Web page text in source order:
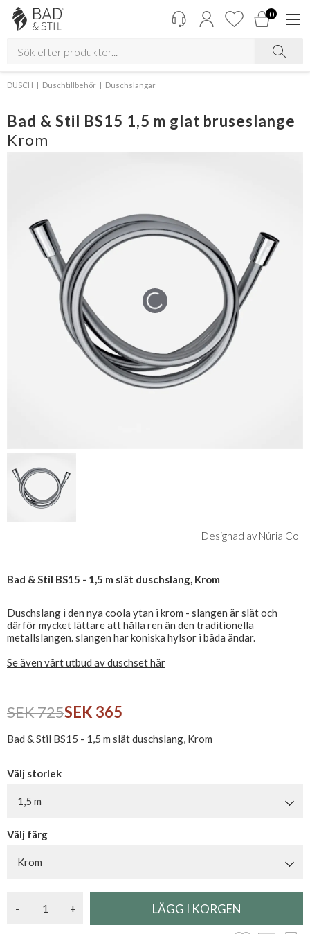
0
DUSCH Duschtillbehör Duschslangar
Bad & Stil BS15 1,5 m glat bruseslange
Krom
Designad av Núria Coll
Bad & Stil BS15 - 1,5 m slät duschslang, Krom
Duschslang i den nya coola ytan i krom - slangen är slät och
därför mycket lättare att hålla ren än den traditionella
metallslangen. slangen har koniska hylsor i båda ändar.
Se även vårt utbud av duschset här
SEK 725SEK 365
Bad & Stil BS15 - 1,5 m slät duschslang, Krom
Välj storlek
1,5 m
Välj färg
Krom
- +